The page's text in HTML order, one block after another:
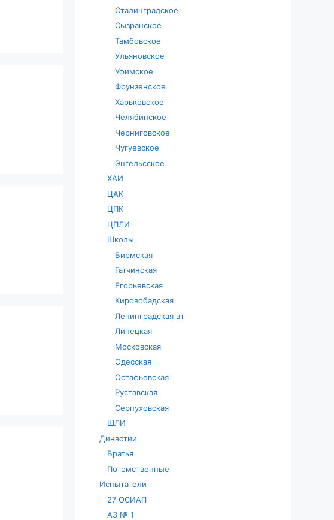
Сталинградское
Сызранское
Тамбовское
Ульяновское
Уфимское
Фрунзенское
Харьковское
Челябинское
Черниговское
Чугуевское
Энгельсское
ХАИ
ЦАК
ЦПК
ЦПЛИ
Школы
Бирмская
Гатчинская
Егорьевская
Кировобадская
Ленинградская вт
Липецкая
Московская
Одесская
Остафьевская
Руставская
Серпуховская
ШЛИ
Династии
Братья
Потомственные
Испытатели
27 ОСИАП
АЗ № 1